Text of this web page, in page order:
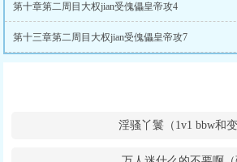
第十章第二周目大权jian受傀儡皇帝攻4
第十三章第二周目大权jian受傀儡皇帝攻7
淫骚丫鬟（1v1 bbw和